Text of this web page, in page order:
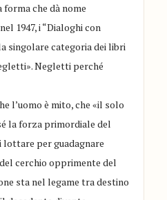
forma che dà nome
1947, i “Dialoghi con
singolare categoria dei libri
Negletti perché
l’uomo è mito, che «il solo
la forza primordiale del
lottare per guadagnare
cerchio opprimente del
sta nel legame tra destino